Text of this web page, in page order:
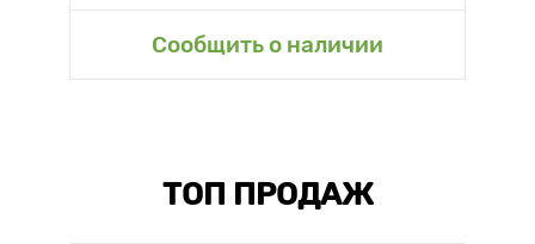
Сообщить о наличии
ТОП ПРОДАЖ